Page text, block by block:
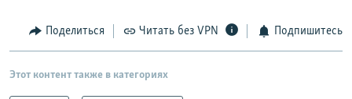
Поделиться Читать без VPN Подпишитесь
Этот контент также в категориях